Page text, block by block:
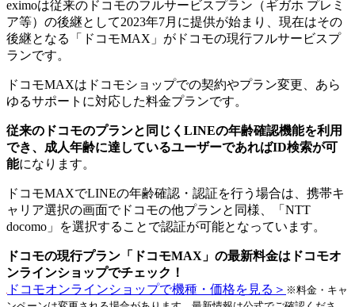
eximoは従来のドコモのフルサービスプラン（ギガホ プレミ
ア等）の後継として2023年7月に提供が始まり、現在はその
後継となる「ドコモMAX」がドコモの現行フルサービスプ
ランです。
ドコモMAXはドコモショップでの契約やプラン変更、あら
ゆるサポートに対応した料金プランです。
従来のドコモのプランと同じくLINEの年齢確認機能を利用
でき、成人年齢に達しているユーザーであればID検索が可
能になります。
ドコモMAXでLINEの年齢確認・認証を行う場合は、携帯キ
ャリア選択の画面でドコモの他プランと同様、「NTT
docomo」を選択することで認証が可能となっています。
ドコモの現行プラン「ドコモMAX」の最新料金はドコモオ
ンラインショップでチェック！
ドコモオンラインショップで機種・価格を見る＞ ※料金・キャ